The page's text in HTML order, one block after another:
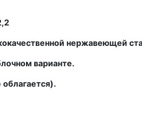
нержавеющей
варианте.